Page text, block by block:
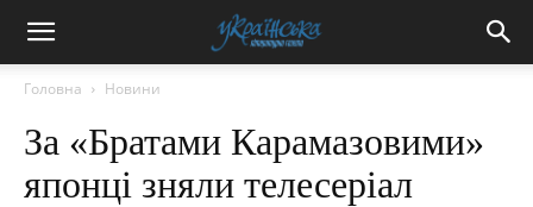
Головна Новини
За «Братами Карамазовими»
японці зняли телесеріал